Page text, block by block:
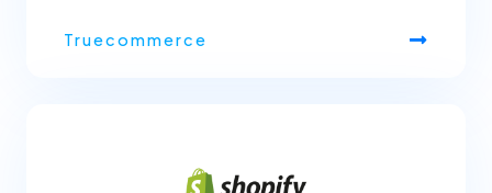
Truecommerce